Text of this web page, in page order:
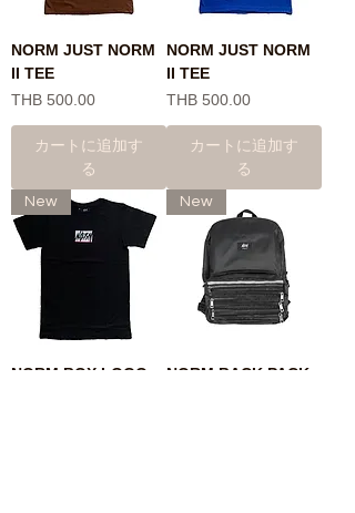
NORM JUST NORM
II TEE
価格
THB 500.00
カートに追加す
る
NORM JUST NORM
II TEE
価格
THB 500.00
カートに追加す
る
New
NORM BOX LOGO
New
NORM BACK PACK